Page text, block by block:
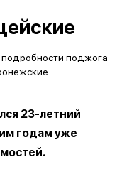
23-летний
годам уже